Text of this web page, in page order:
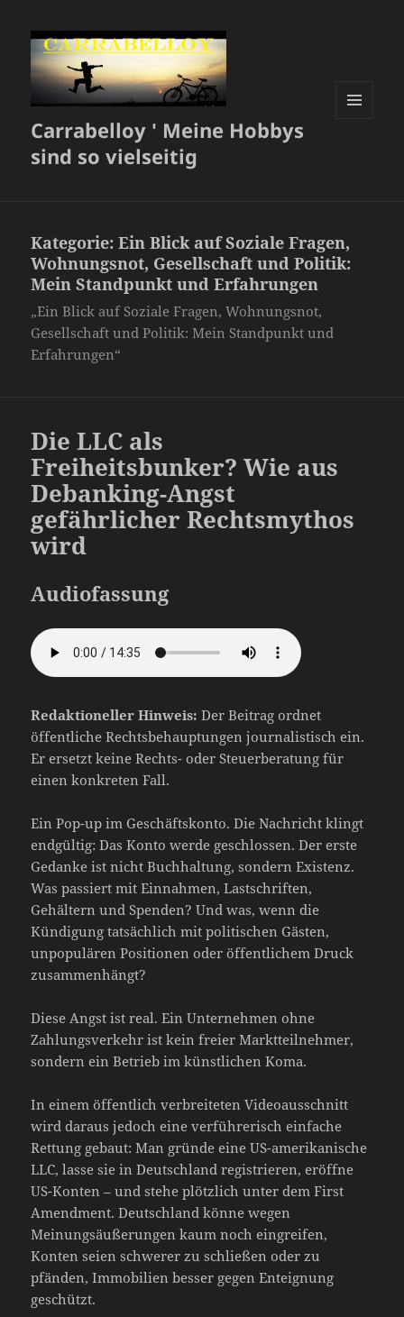
Carrabelloy ' Meine Hobbys
sind so vielseitig
Kategorie:Ein Blick auf Soziale Fragen,
Wohnungsnot, Gesellschaft und Politik:
Mein Standpunkt und Erfahrungen
„Ein Blick auf Soziale Fragen, Wohnungsnot,
Gesellschaft und Politik: Mein Standpunkt und
Erfahrungen“
Die LLC als
Freiheitsbunker? Wie aus
Debanking-Angst
gefährlicher Rechtsmythos
wird
Audiofassung
Redaktioneller Hinweis: Der Beitrag ordnet
öffentliche Rechtsbehauptungen journalistisch ein.
Er ersetzt keine Rechts- oder Steuerberatung für
einen konkreten Fall.
Ein Pop-up im Geschäftskonto. Die Nachricht klingt
endgültig: Das Konto werde geschlossen. Der erste
Gedanke ist nicht Buchhaltung, sondern Existenz.
Was passiert mit Einnahmen, Lastschriften,
Gehältern und Spenden? Und was, wenn die
Kündigung tatsächlich mit politischen Gästen,
unpopulären Positionen oder öffentlichem Druck
zusammenhängt?
Diese Angst ist real. Ein Unternehmen ohne
Zahlungsverkehr ist kein freier Marktteilnehmer,
sondern ein Betrieb im künstlichen Koma.
In einem öffentlich verbreiteten Videoausschnitt
wird daraus jedoch eine verführerisch einfache
Rettung gebaut: Man gründe eine US-amerikanische
LLC, lasse sie in Deutschland registrieren, eröffne
US-Konten – und stehe plötzlich unter dem First
Amendment. Deutschland könne wegen
Meinungsäußerungen kaum noch eingreifen,
Konten seien schwerer zu schließen oder zu
pfänden, Immobilien besser gegen Enteignung
geschützt.